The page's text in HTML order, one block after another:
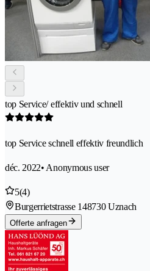
top Service/ effektiv und schnell
top Service schnell effektiv freundlich
déc. 2022• Anonymous user
5(4)
Burgerrietstrasse 148730 Uznach
Offerte anfragen